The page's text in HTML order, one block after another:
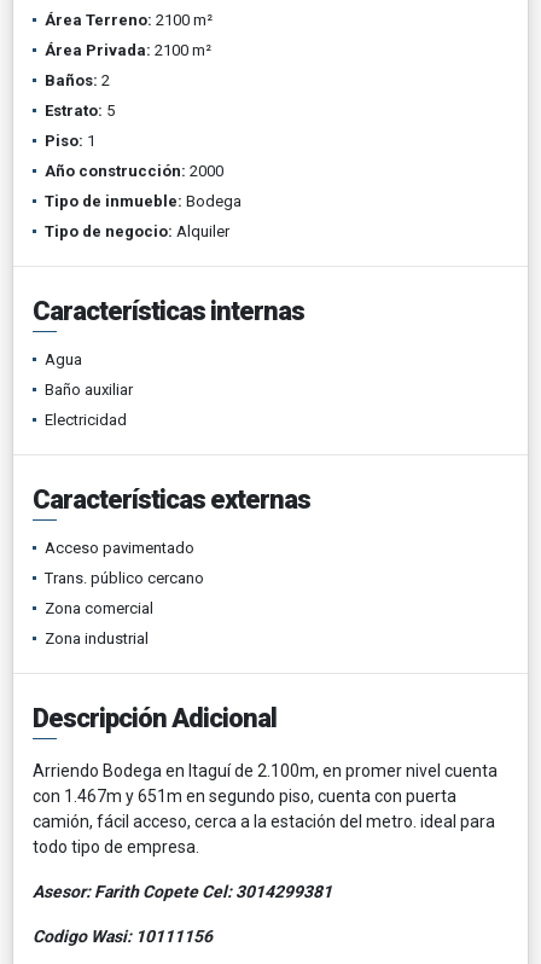
Área Terreno: 2100 m²
Área Privada: 2100 m²
Baños: 2
Estrato: 5
Piso: 1
Año construcción: 2000
Tipo de inmueble: Bodega
Tipo de negocio: Alquiler
Características internas
Agua
Baño auxiliar
Electricidad
Características externas
Acceso pavimentado
Trans. público cercano
Zona comercial
Zona industrial
Descripción Adicional
Arriendo Bodega en Itaguí de 2.100m, en promer nivel cuenta
con 1.467m y 651m en segundo piso, cuenta con puerta
camión, fácil acceso, cerca a la estación del metro. ideal para
todo tipo de empresa.
Asesor: Farith Copete Cel: 3014299381
Codigo Wasi: 10111156